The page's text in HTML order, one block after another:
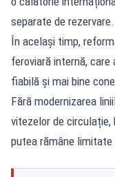
separate de rezervare.
În același timp,
feroviară internă, care
fiabilă și mai bine
Fără modernizarea
vitezelor de
putea rămâne limitate